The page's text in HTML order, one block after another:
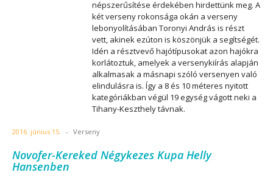
népszerűsítése érdekében hirdettünk meg. A
két verseny rokonsága okán a verseny
lebonyolításában Toronyi András is részt
vett, akinek ezúton is köszönjük a segítségét.
Idén a résztvevő hajótípusokat azon hajókra
korlátoztuk, amelyek a versenykiírás alapján
alkalmasak a másnapi szóló versenyen való
elindulásra is. Így a 8 és 10 méteres nyitott
kategóriákban végül 19 egység vágott neki a
Tihany-Keszthely távnak.
2016. június 15. - Verseny
Novofer-Kereked Négykezes Kupa Helly
Hansenben